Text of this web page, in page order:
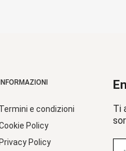
INFORMAZIONI
Termini e condizioni
Policy
Privacy Policy
Ti